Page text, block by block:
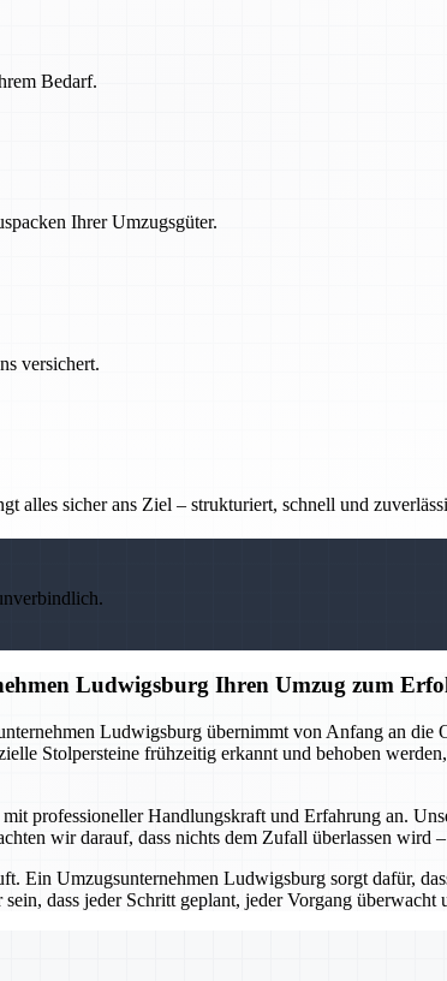
Bedarf.
Ihrer Umzugsgüter.
versichert.
alles sicher ans Ziel – strukturiert, schnell und
Ludwigsburg Ihren Umzug zum
Ludwigsburg übernimmt von Anfang an die
Stolpersteine frühzeitig erkannt und behoben
professioneller Handlungskraft und Erfahrung an.
wir darauf, dass nichts dem Zufall überlassen wird
Umzugsunternehmen Ludwigsburg sorgt dafür,
dass jeder Schritt geplant, jeder Vorgang